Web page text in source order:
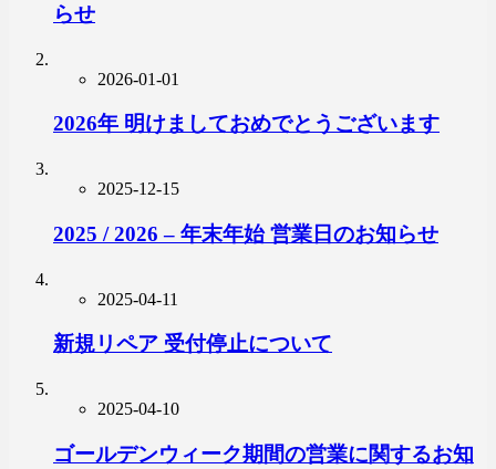
らせ
2026-01-01
2026年 明けましておめでとうございます
2025-12-15
2025 / 2026 – 年末年始 営業日のお知らせ
2025-04-11
新規リペア 受付停止について
2025-04-10
ゴールデンウィーク期間の営業に関するお知